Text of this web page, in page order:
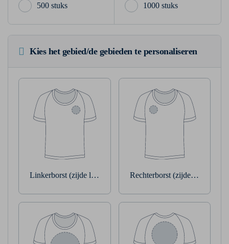
500 stuks 1000 stuks
Kies het gebied/de gebieden te personaliseren
Linkerborst (zijde linkerarm) Rechterborst (zijde